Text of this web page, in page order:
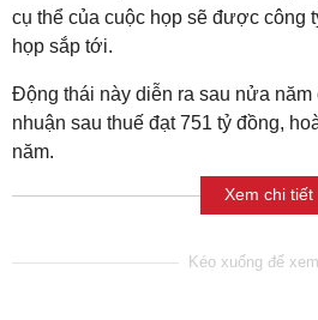
cụ thể của cuộc họp sẽ được công
họp sắp tới.
Động thái này diễn ra sau nửa
nhuận sau thuế đạt 751 tỷ đồng,
năm.
Xem chi tiết